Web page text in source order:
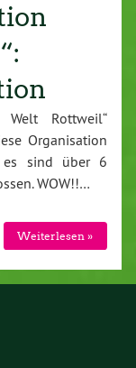
Rottweil“
Organisation
sind über 6
WOW!!…
Weiterlesen »